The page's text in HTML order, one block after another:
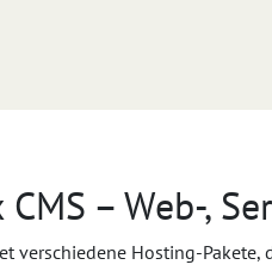
– Web-,
verschiedene Hosting-